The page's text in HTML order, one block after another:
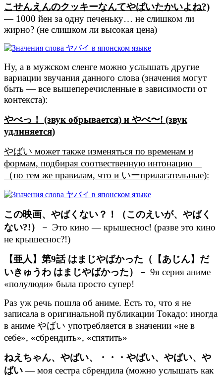
こせんえんのクッキーなんてやばいたかいよね?)
— 1000 йен за одну печеньку… не слишком ли
жирно? (не слишком ли высокая цена)
Ну, а в мужском сленге можно услышать другие
вариации звучания данного слова (значения могут
быть — все вышеперечисленные в зависимости от
контекста):
やべっ！ (звук обрывается) и やべ〜! (звук
удлиняется)
やばい может также изменяться по временам и
формам, подбирая соотвественную интонацию
（по тем же правилам, что и いーприлагательные):
この映画、やばくない？！（このえいが、やばく
ない?!）
－ Это кино — крышеснос! (разве это кино
не крышеснос?!)
【亜人】第9話 はまじやばかった（【あじん】だ
いきゅうわ はまじやばかった）
－ 9я серия аниме
«полулюди» была просто супер!
Раз уж речь пошла об аниме. Есть то, что я не
записала в оригинальной публикации Токадо: иногда
в аниме やばい употребляется в значении «не в
себе», «сбрендить», «спятить»
ねえちゃん、やばい、・・・やばい、やばい、や
ばい— моя сестра сбрендила (можно услышать как